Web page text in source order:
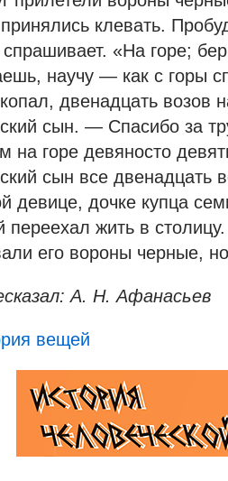
принялись клевать.
«На горе;
научу — как с горы
двенадцать возов
сын. — Спасибо за
на горе девяносто
сын все двенадцать
девице, дочке купца
переехал жить в
его вороны черные,
А. Н. Афанасьев
вещей